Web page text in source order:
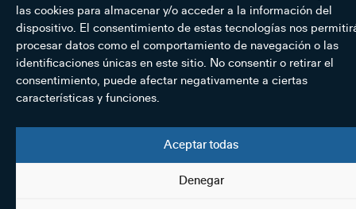
las cookies para almacenar y/o acceder a la información del
dispositivo. El consentimiento de estas tecnologías nos
procesar datos como el comportamiento de navegación o las
identificaciones únicas en este sitio. No consentir o retirar el
consentimiento, puede afectar negativamente a ciertas
características y funciones.
Aceptar todas
Denegar